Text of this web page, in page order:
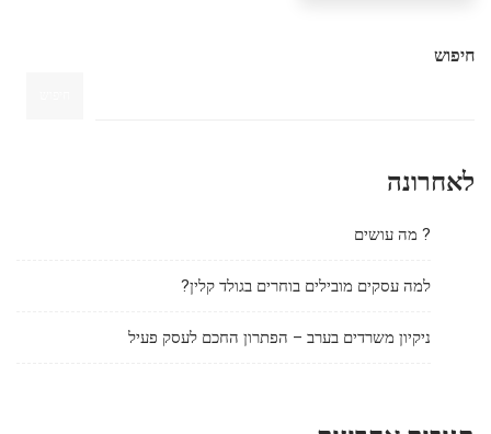
חיפוש
לאחרונה
? מה עושים
למה עסקים מובילים בוחרים בגולד קלין?
ניקיון משרדים בערב – הפתרון החכם לעסק פעיל